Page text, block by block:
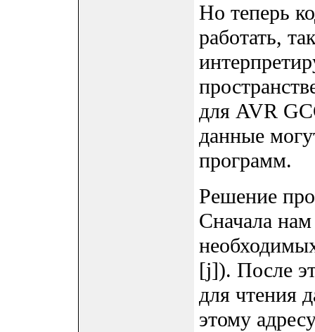
Но теперь
работать,
для AVR
данные
программ.
Решение
Сначала
[j]). После
для чтения
этому